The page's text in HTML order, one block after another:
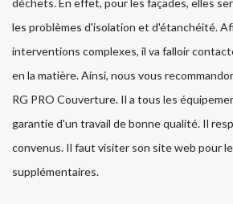
déchets. En effet, pour les façades, elles
les problèmes d'isolation et d'étanchéité.
interventions complexes, il va falloir
en la matière. Ainsi, nous vous
RG PRO Couverture. Il a tous les
garantie d'un travail de bonne qualité. Il
convenus. Il faut visiter son site web pour
supplémentaires.